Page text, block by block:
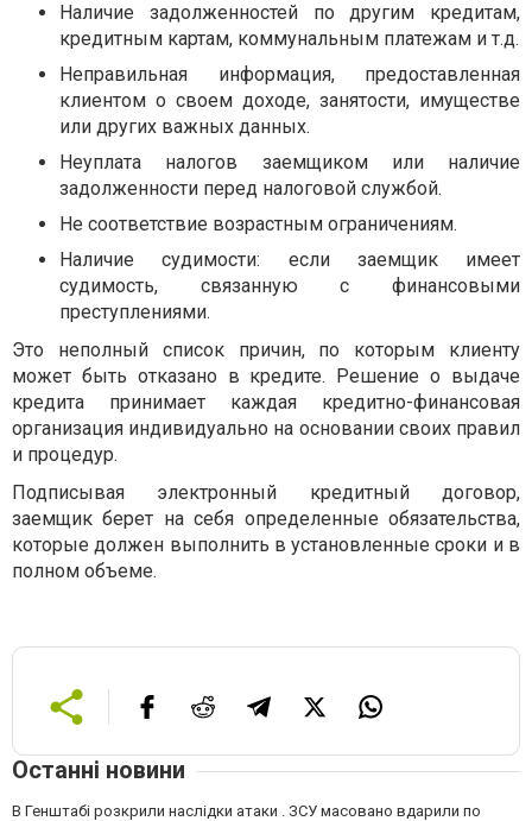
Наличие задолженностей по другим кредитам,
кредитным картам, коммунальным платежам и т.д.
Неправильная информация, предоставленная
клиентом о своем доходе, занятости, имуществе
или других важных данных.
Неуплата налогов заемщиком или наличие
задолженности перед налоговой службой.
Не соответствие возрастным ограничениям.
Наличие судимости: если заемщик имеет
судимость, связанную с финансовыми
преступлениями.
Это неполный список причин, по которым клиенту
может быть отказано в кредите. Решение о выдаче
кредита принимает каждая кредитно-финансовая
организация индивидуально на основании своих правил
и процедур.
Подписывая электронный кредитный договор,
заемщик берет на себя определенные обязательства,
которые должен выполнить в установленные сроки и в
полном объеме.
Останні новини
В Генштабі розкрили наслідки атаки . ЗСУ масовано вдарили по